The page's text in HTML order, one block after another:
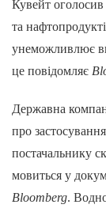
Кувейт
та
унеможливлює
це повідомляє
Державна
про
постачальнику
мовиться у
Bloomberg.